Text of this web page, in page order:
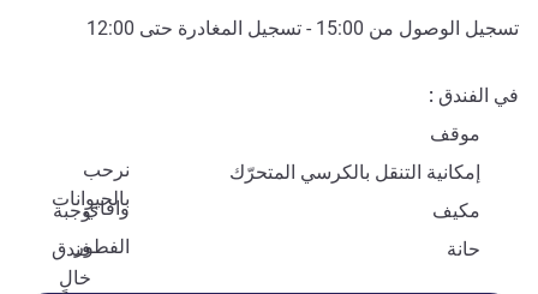
تسجيل الوصول من 15:00 - تسجيل المغادرة حتى 12:00
في الفندق
موقف
نرحب
بالحيوانات
إمكانية التنقل بالكرسي المتحرّك
وافاي
مكيف
وجبة
الفطور
حانة
فندق
خالٍ